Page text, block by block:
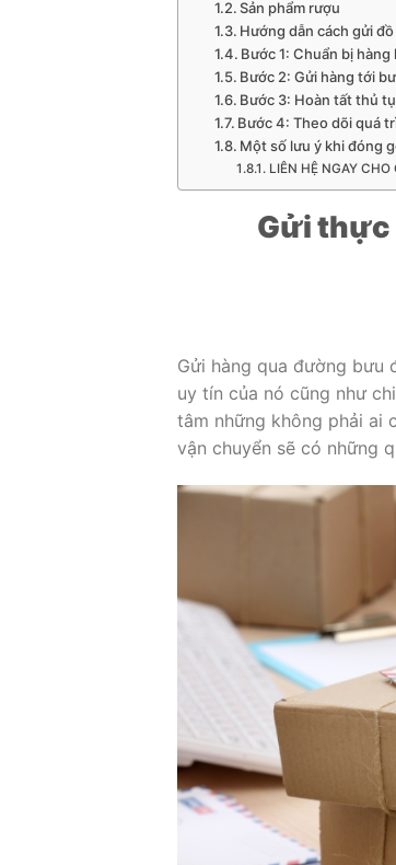
Sản phẩm rượu
Hướng dẫn cách gửi
Bước 1: Chuẩn bị hàng
Bước 2: Gửi hàng tới
Bước 3: Hoàn tất thủ
Bước 4: Theo dõi quá
Một số lưu ý khi đóng
LIÊN HỆ NGAY
Gửi thực
Gửi hàng qua đường bưu
uy tín của nó cũng như
tâm những không phải ai
vận chuyển sẽ có những